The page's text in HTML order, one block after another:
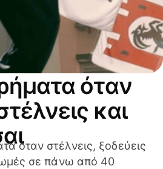
όταν
και
όταν στέλνεις, ξοδεύεις
σε πάνω από 40